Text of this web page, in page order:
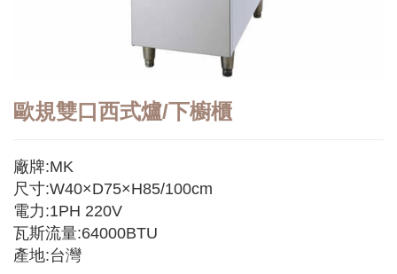
歐規雙口西式爐/下櫥櫃
廠牌:MK
尺寸:W40×D75×H85/100cm
電力:1PH 220V
瓦斯流量:64000BTU
產地:台灣